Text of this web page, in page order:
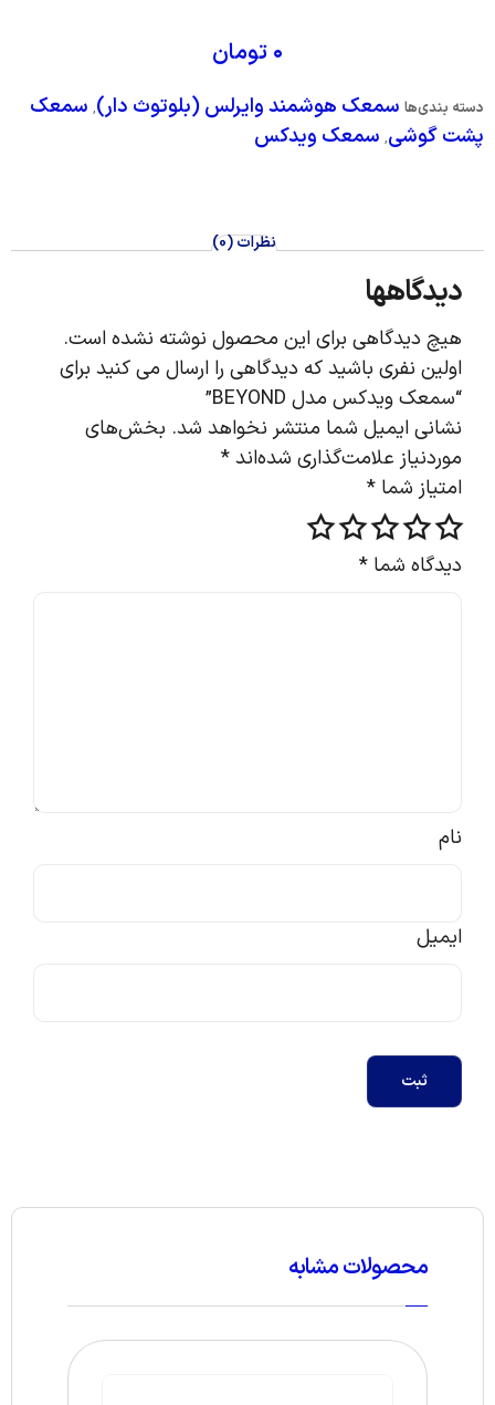
۰ تومان
دسته بندی‌ها سمعک هوشمند وایرلس (بلوتوث دار), سمعک
پشت گوشی, سمعک ویدکس
نظرات (0)
دیدگاهها
هیچ دیدگاهی برای این محصول نوشته نشده است.
اولین نفری باشید که دیدگاهی را ارسال می کنید برای
“سمعک ویدکس مدل BEYOND”
نشانی ایمیل شما منتشر نخواهد شد. بخش‌های
موردنیاز علامت‌گذاری شده‌اند*
امتیاز شما *
دیدگاه شما *
نام
ایمیل
ثبت
محصولات مشابه